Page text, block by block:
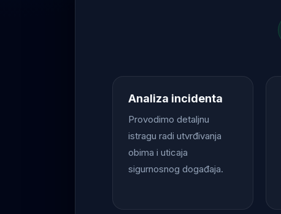
Analiza incidenta
Provodimo detaljnu
istragu radi utvrđivanja
obima i uticaja
sigurnosnog događaja.